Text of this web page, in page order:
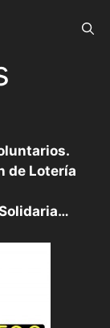
de Lotería